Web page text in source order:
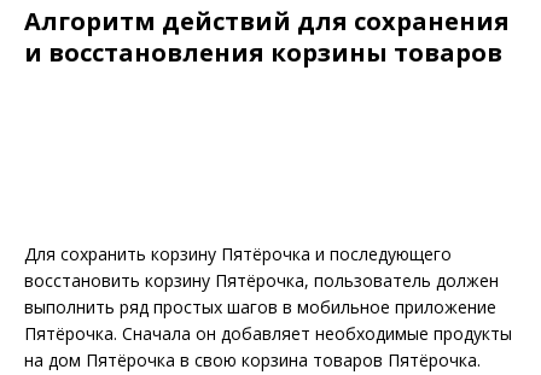
Алгоритм действий для сохранения
и восстановления корзины товаров
Для сохранить корзину Пятёрочка и последующего
восстановить корзину Пятёрочка, пользователь должен
выполнить ряд простых шагов в мобильное приложение
Пятёрочка. Сначала он добавляет необходимые продукты
на дом Пятёрочка в свою корзина товаров Пятёрочка.